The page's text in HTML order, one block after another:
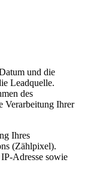
und die
Leadquelle.
des
Verarbeitung Ihrer
Ihres
(Zählpixel).
Adresse sowie